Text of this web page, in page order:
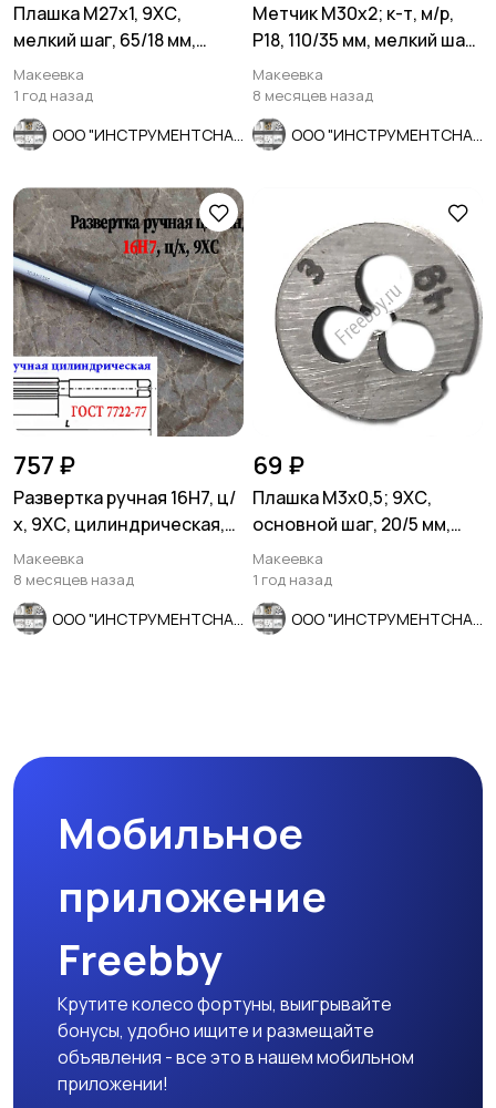
Плашка М27х1, 9ХС,
мелкий шаг, 65/18 мм,
ГОСТ 7740-71, СССР.
Макеевка
1 год назад
Метчик М30х2; к-т, м/р,
Р18, 110/35 мм, мелкий шаг,
шлиф, в/зав, СССР
Макеевка
8 месяцев назад
757 ₽
Развертка ручная 16Н7, ц/
х, 9ХС, цилиндрическая,
175/87 мм, 2360-0142.
Макеевка
8 месяцев назад
69 ₽
Плашка М3х0,5; 9ХС,
основной шаг, 20/5 мм,
ГОСТ 7740-71, СССР.
Макеевка
1 год назад
Мобильное
приложение
Freebby
Крутите колесо фортуны, выигрывайте
бонусы, удобно ищите и размещайте
объявления - все это в нашем мобильном
приложении!